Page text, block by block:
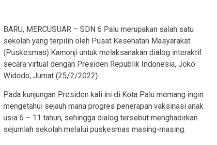
BARU, MERCUSUAR – SDN 6 Palu merupakan salah satu
sekolah yang terpilih oleh Pusat Kesehatan Masyarakat
(Puskesmas) Kamonji untuk melaksanakan dialog interaktif
secara virtual dengan Presiden Republik Indonesia, Joko
Widodo, Jumat (25/2/2022).
Pada kunjungan Presiden kali ini di Kota Palu memang ingin
mengetahui sejauh mana progres penerapan vaksinasi anak
usia 6 – 11 tahun, sehingga dialog tersebut menghadirkan
sejumlah sekolah melalui puskesmas masing-masing.